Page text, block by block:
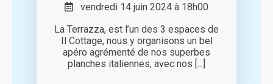
vendredi 14 juin 2024 à 18h00
La Terrazza, est l’un des 3 espaces de
Il Cottage, nous y organisons un bel
apéro agrémenté de nos superbes
planches italiennes, avec nos [...]